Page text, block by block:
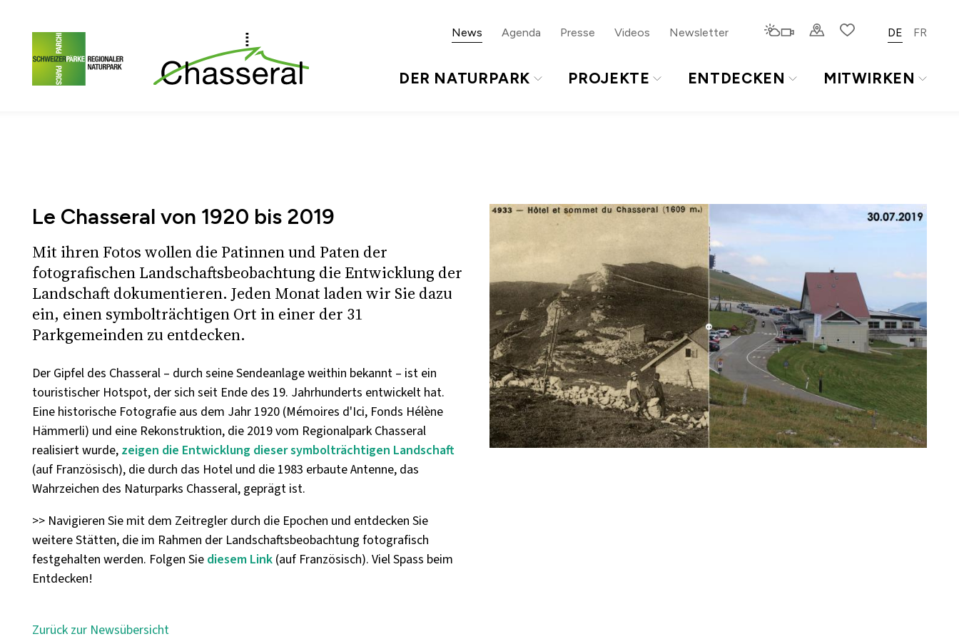
News Agenda Presse Videos Newsletter DE FR
DER NATURPARK PROJEKTE ENTDECKEN MITWIRKEN
Le Chasseral von 1920 bis 2019
Mit ihren Fotos wollen die Patinnen und Paten der
fotografischen Landschaftsbeobachtung die Entwicklung der
Landschaft dokumentieren. Jeden Monat laden wir Sie dazu
ein, einen symbolträchtigen Ort in einer der 31
Parkgemeinden zu entdecken.
Der Gipfel des Chasseral – durch seine Sendeanlage weithin bekannt – ist ein
touristischer Hotspot, der sich seit Ende des 19. Jahrhunderts entwickelt hat.
Eine historische Fotografie aus dem Jahr 1920 (Mémoires d'Ici, Fonds Hélène
Hämmerli) und eine Rekonstruktion, die 2019 vom Regionalpark Chasseral
realisiert wurde, zeigen die Entwicklung dieser symbolträchtigen Landschaft
(auf Französisch), die durch das Hotel und die 1983 erbaute Antenne, das
Wahrzeichen des Naturparks Chasseral, geprägt ist.
>> Navigieren Sie mit dem Zeitregler durch die Epochen und entdecken Sie
weitere Stätten, die im Rahmen der Landschaftsbeobachtung fotografisch
festgehalten werden. Folgen Sie diesem Link (auf Französisch). Viel Spass beim
Entdecken!
Zurück zur Newsübersicht